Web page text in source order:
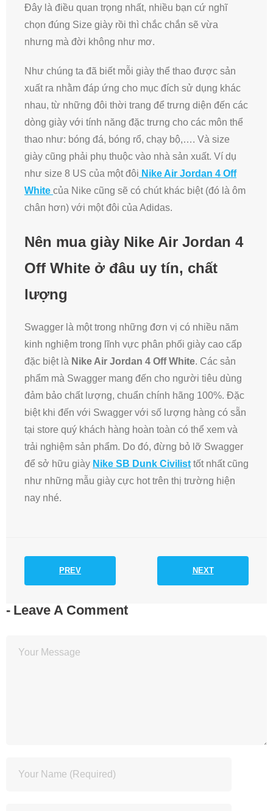
Đây là điều quan trọng nhất, nhiều bạn cứ nghĩ
chọn đúng Size giày rồi thì chắc chắn sẽ vừa
nhưng mà đời không như mơ.
Như chúng ta đã biết mỗi giày thể thao được sản
xuất ra nhằm đáp ứng cho mục đích sử dụng khác
nhau, từ những đôi thời trang để trưng diện đến các
dòng giày với tính năng đặc trưng cho các môn thể
thao như: bóng đá, bóng rổ, chạy bộ,…. Và size
giày cũng phải phụ thuộc vào nhà sản xuất. Ví dụ
như size 8 US của một đôi Nike Air Jordan 4 Off
White của Nike cũng sẽ có chút khác biệt (đó là ôm
chân hơn) với một đôi của Adidas.
Nên mua giày Nike Air Jordan 4
Off White ở đâu uy tín, chất
lượng
Swagger là một trong những đơn vị có nhiều năm
kinh nghiệm trong lĩnh vực phân phối giày cao cấp
đặc biệt là Nike Air Jordan 4 Off White. Các sản
phẩm mà Swagger mang đến cho người tiêu dùng
đảm bảo chất lượng, chuẩn chính hãng 100%. Đặc
biệt khi đến với Swagger với số lượng hàng có sẵn
tại store quý khách hàng hoàn toàn có thể xem và
trải nghiệm sản phẩm. Do đó, đừng bỏ lỡ Swagger
để sở hữu giày Nike SB Dunk Civilist tốt nhất cũng
như những mẫu giày cực hot trên thị trường hiện
nay nhé.
PREV NEXT
Leave A Comment